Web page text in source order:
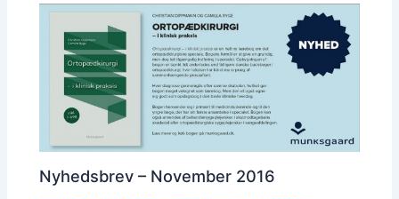
Nyhedsbrev – November 2016